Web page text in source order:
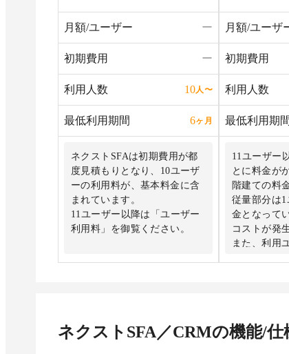
月額/ユーザー ー
初期費用 ー
利用人数 10人 〜
最低利用期間 6ヶ月
ネクストSFAは初期費用が都
度見積もりとなり、10ユーザ
ーの利用料が、基本料金に含
まれています。
11ユーザー以降は「ユーザー
利用料」を御覧ください。
月額/ユーザ
初期費用
利用人数
最低利用期間
11ユーザー
とに料金が
階建ての料
従量部分は
金となって
コストが発
また、利用
組織拡大や
ネクストSFA／CRMの機能/仕